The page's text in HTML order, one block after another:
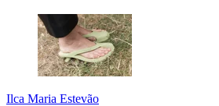
Ilca Maria Estevão